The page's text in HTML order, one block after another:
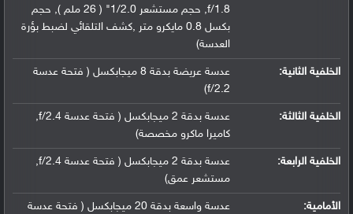
f/1.8, حجم مستشعر 1/2.0" ( 26 ملم ), حجم
بكسل 0.8 مايكرو متر ,كشف التلقائي لضبط بؤرة
العدسة)
الخلفية الثانية:
عدسة عريضة بدقة 8 ميجابكسل ( فتحة عدسة
f/2.2)
الخلفية الثالثة:
عدسة بدقة 2 ميجابكسل ( فتحة عدسة f/2.4,
كاميرا ماكرو مخصصة)
الخلفية الرابعة:
عدسة بدقة 2 ميجابكسل ( فتحة عدسة f/2.4,
مستشعر عمق)
الأمامية:
عدسة واسعة بدقة 20 ميجابكسل ( فتحة عدسة